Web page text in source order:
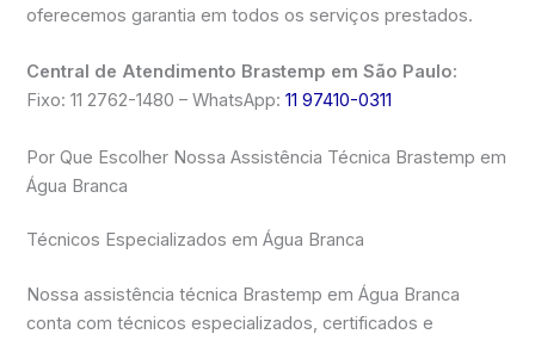
oferecemos garantia em todos os serviços prestados.
Central de Atendimento Brastemp em São Paulo:
Fixo: 11 2762-1480 – WhatsApp:11 97410-0311
Por Que Escolher Nossa Assistência Técnica Brastemp em
Água Branca
Técnicos Especializados em Água Branca
Nossa assistência técnica Brastemp em Água Branca
conta com técnicos especializados, certificados e